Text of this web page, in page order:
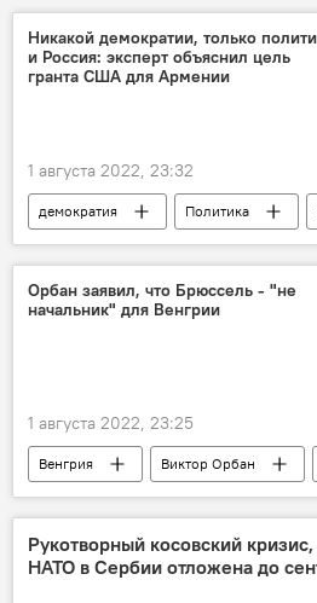
Никакой демократии, только
и Россия: эксперт объяснил цель
гранта США для Армении
1 августа 2022, 23:32
демократия Политика
США
грант Новости
Орбан заявил, что Брюссель - "не
начальник" для Венгрии
1 августа 2022, 23:25
Венгрия Виктор Орбан
Рукотворный косовский
НАТО в Сербии отложена до